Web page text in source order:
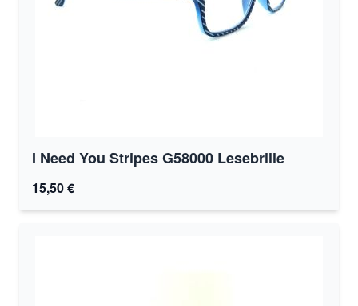
I Need You Stripes G58000 Lesebrille
15,50 €